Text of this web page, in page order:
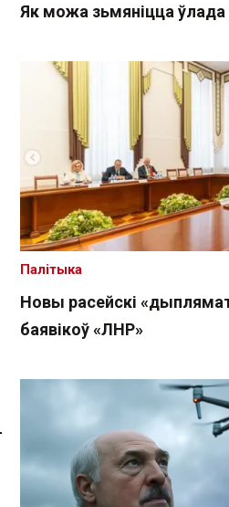
Спасылка без VPN
Як можа зьмяніцца ўлада
Новы расейскі
баявікоў «ЛНР»
Палітыка